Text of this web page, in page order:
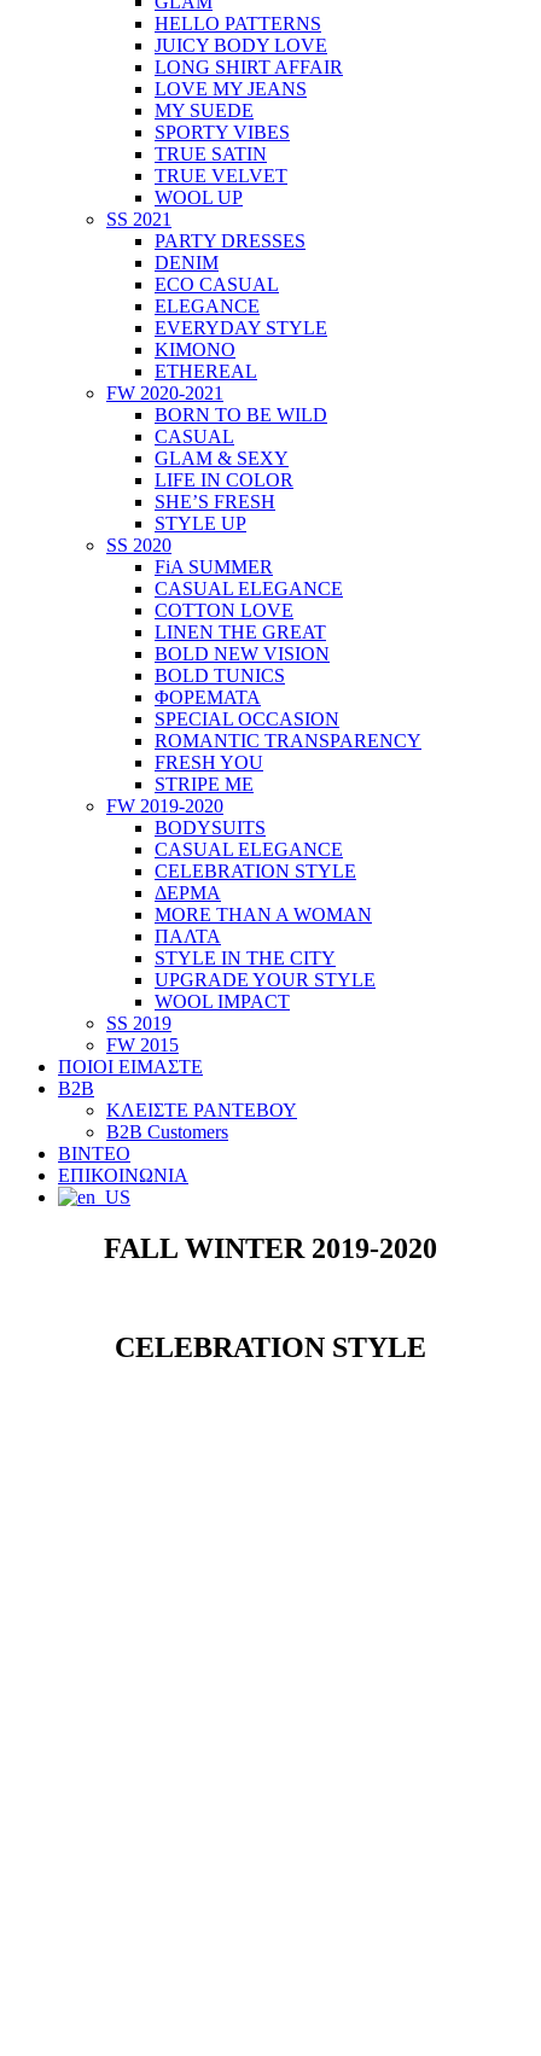
HELLO PATTERNS
JUICY BODY LOVE
LONG SHIRT AFFAIR
LOVE MY JEANS
MY SUEDE
SPORTY VIBES
TRUE SATIN
TRUE VELVET
WOOL UP
SS 2021
PARTY DRESSES
DENIM
ECO CASUAL
ELEGANCE
EVERYDAY STYLE
KIMONO
ETHEREAL
FW 2020-2021
BORN TO BE WILD
CASUAL
GLAM & SEXY
LIFE IN COLOR
SHE’S FRESH
STYLE UP
SS 2020
FiA SUMMER
CASUAL ELEGANCE
COTTON LOVE
LINEN THE GREAT
BOLD NEW VISION
BOLD TUNICS
ΦΟΡΕΜΑΤΑ
SPECIAL OCCASION
ROMANTIC TRANSPARENCY
FRESH YOU
STRIPE ME
FW 2019-2020
BODYSUITS
CASUAL ELEGANCE
CELEBRATION STYLE
ΔΕΡΜΑ
MORE THAN A WOMAN
ΠΑΛΤΑ
STYLE IN THE CITY
UPGRADE YOUR STYLE
WOOL IMPACT
SS 2019
FW 2015
ΠΟΙΟΙ ΕΙΜΑΣΤΕ
B2B
ΚΛΕΙΣΤΕ ΡΑΝΤΕΒΟΥ
B2B Customers
ΒΙΝΤΕΟ
ΕΠΙΚΟΙΝΩΝΙΑ
FALL WINTER 2019-2020
CELEBRATION STYLE